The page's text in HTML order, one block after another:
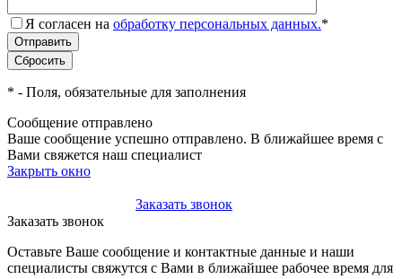
Я согласен на обработку персональных данных.*
* - Поля, обязательные для заполнения
Сообщение отправлено
Ваше сообщение успешно отправлено. В ближайшее время с
Вами свяжется наш специалист
Закрыть окно
Заказать звонок
Заказать звонок
Оставьте Ваше сообщение и контактные данные и наши
специалисты свяжутся с Вами в ближайшее рабочее время для